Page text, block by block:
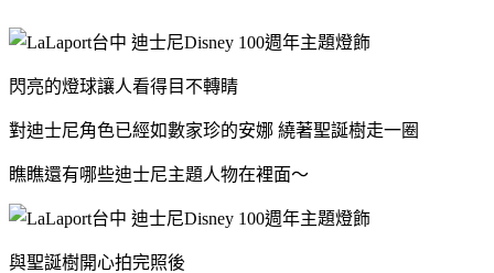
閃亮的燈球讓人看得目不轉睛
對迪士尼角色已經如數家珍的安娜 繞著聖誕樹走一圈
瞧瞧還有哪些迪士尼主題人物在裡面～
與聖誕樹開心拍完照後